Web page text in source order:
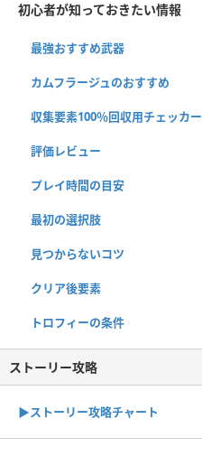
初心者が知っておきたい情報
最強おすすめ武器
カムフラージュのおすすめ
収集要素100％回収用チェッカー
評価レビュー
プレイ時間の目安
最初の選択肢
見つからないコツ
クリア後要素
トロフィーの条件
ストーリー攻略
▶︎ストーリー攻略チャート